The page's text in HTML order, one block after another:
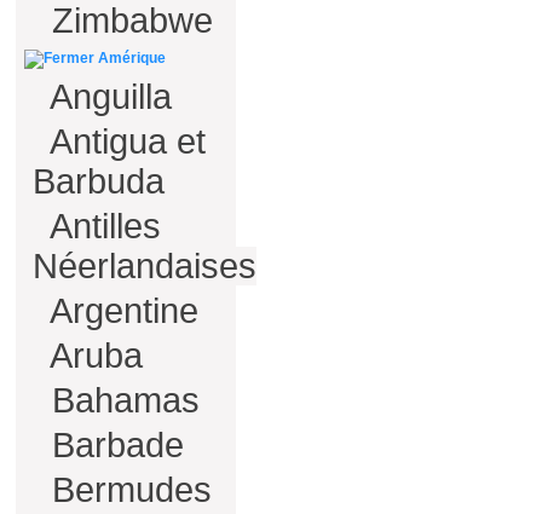
Zimbabwe
Amérique
Anguilla
Antigua et
Barbuda
Antilles
Néerlandaises
Argentine
Aruba
Bahamas
Barbade
Bermudes